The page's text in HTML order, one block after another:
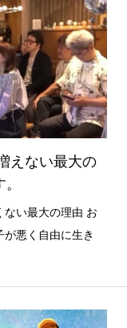
えない最大の
ない最大の理由 お
悪く自由に生き